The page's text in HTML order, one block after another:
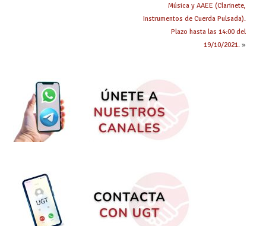
Música y AAEE (Clarinete,
Instrumentos de Cuerda Pulsada).
Plazo hasta las 14:00 del
19/10/2021.»